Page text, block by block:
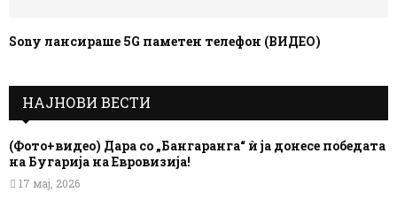
Sony лансираше 5G паметен телефон (ВИДЕО)
НАЈНОВИ ВЕСТИ
(Фото+видео) Дара со „Бангаранга“ ѝ ја донесе победата
на Бугарија на Евровизија!
17 мај, 2026